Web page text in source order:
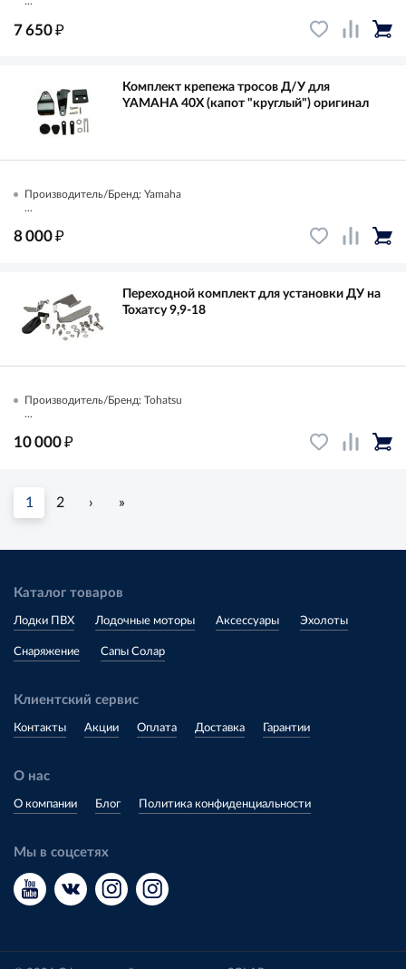
7 650₽
Комплект крепежа тросов Д/У для
YAMAHA 40X (капот "круглый") оригинал
Производитель/Бренд: Yamaha
...
8 000₽
Переходной комплект для установки ДУ на
Тохатсу 9,9-18
Производитель/Бренд: Tohatsu
...
10 000₽
1 2 › »
Каталог товаров
Лодки ПВХ Лодочные моторы Аксессуары Эхолоты
Снаряжение Сапы Солар
Клиентский сервис
Контакты Акции Оплата Доставка Гарантии
О нас
О компании Блог Политика конфиденциальности
Мы в соцсетях